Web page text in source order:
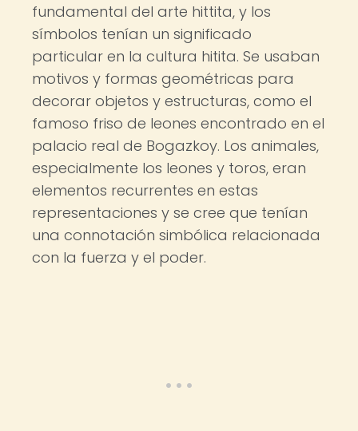
fundamental del arte hittita, y los
símbolos tenían un significado
particular en la cultura hitita. Se usaban
motivos y formas geométricas para
decorar objetos y estructuras, como el
famoso friso de leones encontrado en el
palacio real de Bogazkoy. Los animales,
especialmente los leones y toros, eran
elementos recurrentes en estas
representaciones y se cree que tenían
una connotación simbólica relacionada
con la fuerza y el poder.